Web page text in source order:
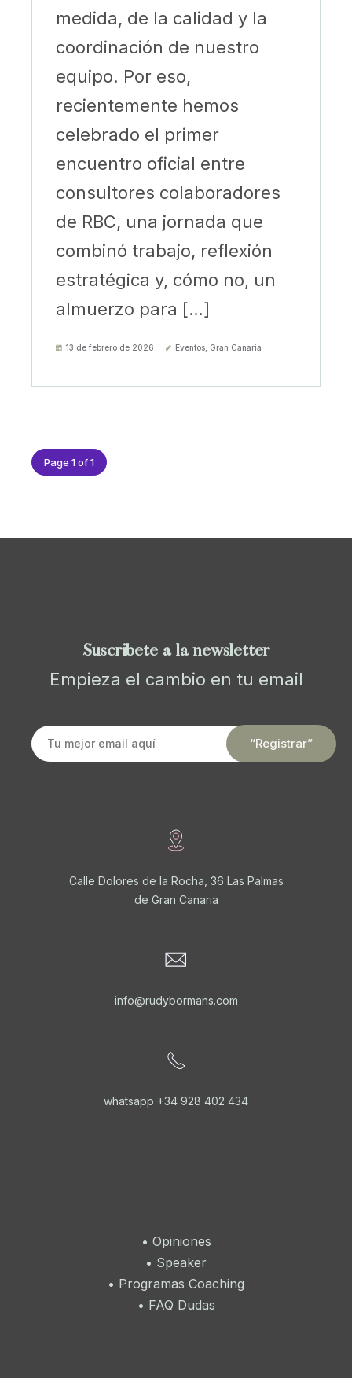
medida, de la calidad y la
coordinación de nuestro
equipo. Por eso,
recientemente hemos
celebrado el primer
encuentro oficial entre
consultores colaboradores
de RBC, una jornada que
combinó trabajo, reflexión
estratégica y, cómo no, un
almuerzo para […]
13 de febrero de 2026 Eventos Gran Canaria
Page 1 of 1
Suscríbete a la newsletter
Empieza el cambio en tu email
Calle Dolores de la Rocha, 36 Las Palmas
de Gran Canaria
info@rudybormans.com
whatsapp +34 928 402 434
• Opiniones
• Speaker
• Programas Coaching
• FAQ Dudas